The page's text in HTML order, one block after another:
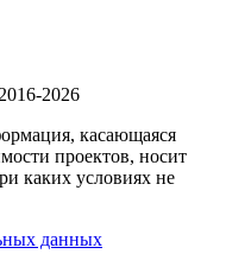
2026
касающаяся
проектов, носит
каких условиях не
данных